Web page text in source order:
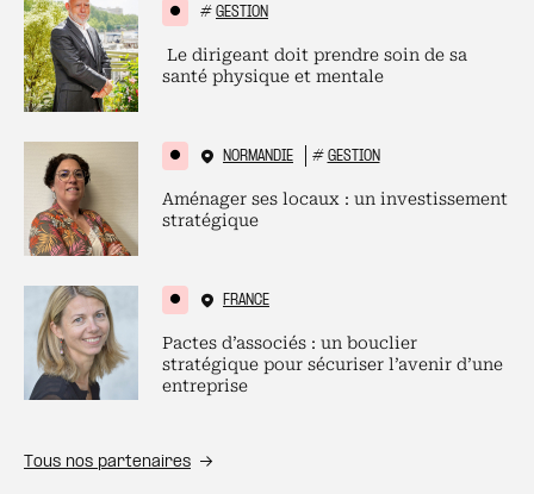
# GESTION
Le dirigeant doit prendre soin de sa
santé physique et mentale
NORMANDIE # GESTION
Aménager ses locaux : un investissement
stratégique
FRANCE
Pactes d’associés : un bouclier
stratégique pour sécuriser l’avenir d’une
entreprise
Tous nos partenaires